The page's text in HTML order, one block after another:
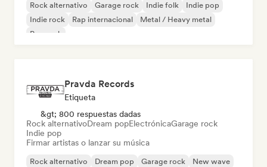
Rock alternativo Garage rock Indie folk
Indie pop
Indie rock
Rap internacional
Metal / Heavy metal
Pop rock
Pravda Records
Etiqueta
&gt; 800 respuestas dadas
Rock alternativoDream popElectrónicaGarage rock
Indie pop
Firmar artistas o lanzar su música
Rock alternativo Dream pop Garage rock
New wave